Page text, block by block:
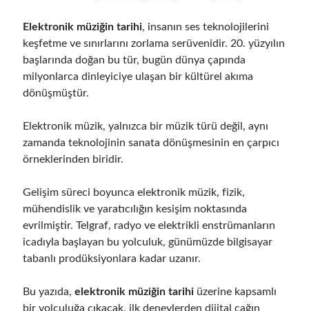
Elektronik müziğin tarihi, insanın ses teknolojilerini
keşfetme ve sınırlarını zorlama serüvenidir. 20. yüzyılın
başlarında doğan bu tür, bugün dünya çapında
milyonlarca dinleyiciye ulaşan bir kültürel akıma
dönüşmüştür.
Elektronik müzik, yalnızca bir müzik türü değil, aynı
zamanda teknolojinin sanata dönüşmesinin en çarpıcı
örneklerinden biridir.
Gelişim süreci boyunca elektronik müzik, fizik,
mühendislik ve yaratıcılığın kesişim noktasında
evrilmiştir. Telgraf, radyo ve elektrikli enstrümanların
icadıyla başlayan bu yolculuk, günümüzde bilgisayar
tabanlı prodüksiyonlara kadar uzanır.
Bu yazıda,elektronik müziğin tarihi üzerine kapsamlı
bir yolculuğa çıkacak, ilk deneylerden dijital çağın